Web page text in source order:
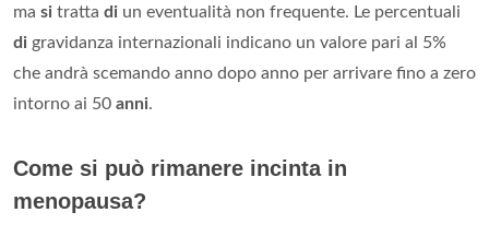
ma si tratta di un eventualità non frequente. Le percentuali
di gravidanza internazionali indicano un valore pari al 5%
che andrà scemando anno dopo anno per arrivare fino a zero
intorno ai 50 anni.
Come si può rimanere incinta in
menopausa?